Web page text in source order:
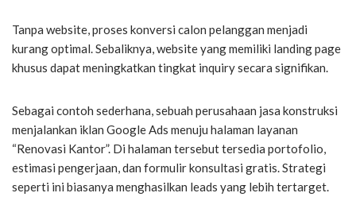
Tanpa website, proses konversi calon pelanggan menjadi
kurang optimal. Sebaliknya, website yang memiliki landing page
khusus dapat meningkatkan tingkat inquiry secara signifikan.
Sebagai contoh sederhana, sebuah perusahaan jasa konstruksi
menjalankan iklan Google Ads menuju halaman layanan
“Renovasi Kantor”. Di halaman tersebut tersedia portofolio,
estimasi pengerjaan, dan formulir konsultasi gratis. Strategi
seperti ini biasanya menghasilkan leads yang lebih tertarget.